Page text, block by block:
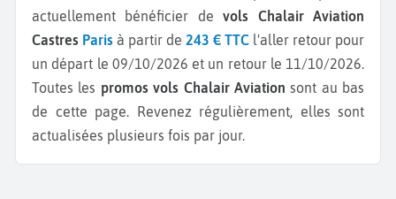
actuellement bénéficier devols Chalair Aviation
Castres Paris à partir de 243 € TTC l'aller retour pour
un départ le 09/10/2026 et un retour le 11/10/2026.
Toutes les promos vols Chalair Aviation sont au bas
de cette page. Revenez régulièrement, elles sont
actualisées plusieurs fois par jour.